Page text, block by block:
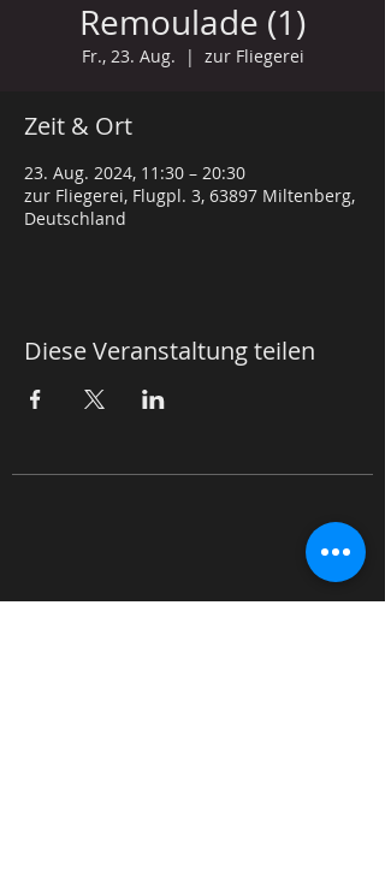
Remoulade (1)
Fr., 23. Aug.
  |
zur Fliegerei
Zeit & Ort
23. Aug. 2024, 11:30 – 20:30
zur Fliegerei, Flugpl. 3, 63897 Miltenberg,
Deutschland
Diese Veranstaltung teilen